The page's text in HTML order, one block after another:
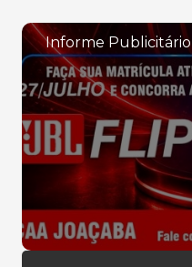
Informe Publicitário